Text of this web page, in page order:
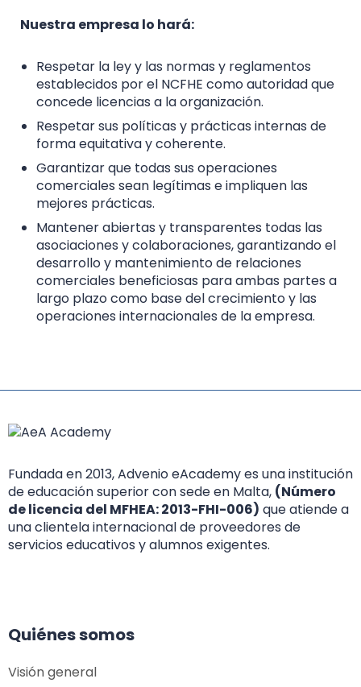
Nuestra empresa lo hará:
Respetar la ley y las normas y reglamentos
establecidos por el NCFHE como autoridad que
concede licencias a la organización.
Respetar sus políticas y prácticas internas de
forma equitativa y coherente.
Garantizar que todas sus operaciones
comerciales sean legítimas e impliquen las
mejores prácticas.
Mantener abiertas y transparentes todas las
asociaciones y colaboraciones, garantizando el
desarrollo y mantenimiento de relaciones
comerciales beneficiosas para ambas partes a
largo plazo como base del crecimiento y las
operaciones internacionales de la empresa.
Fundada en 2013, Advenio eAcademy es una institución
de educación superior con sede en Malta, (Número
de licencia del MFHEA: 2013-FHI-006) que atiende a
una clientela internacional de proveedores de
servicios educativos y alumnos exigentes.
Quiénes somos
Visión general